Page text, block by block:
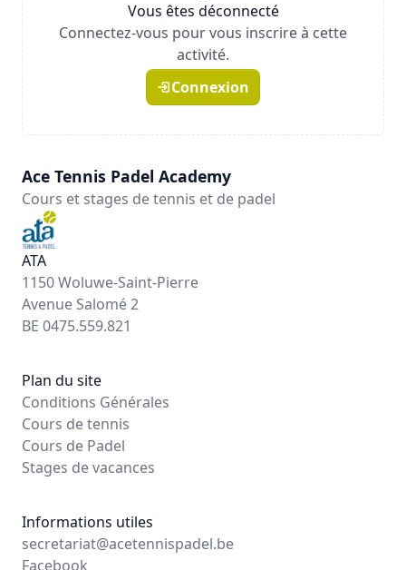
Vous êtes déconnecté
Connectez-vous pour vous inscrire à cette
activité.
Connexion
Ace Tennis Padel Academy
Cours et stages de tennis et de padel
ATA
1150 Woluwe-Saint-Pierre
Avenue Salomé 2
BE 0475.559.821
Plan du site
Conditions Générales
Cours de tennis
Cours de Padel
Stages de vacances
Informations utiles
secretariat@acetennispadel.be
Facebook